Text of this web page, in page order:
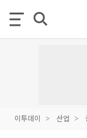
이투데이 산업